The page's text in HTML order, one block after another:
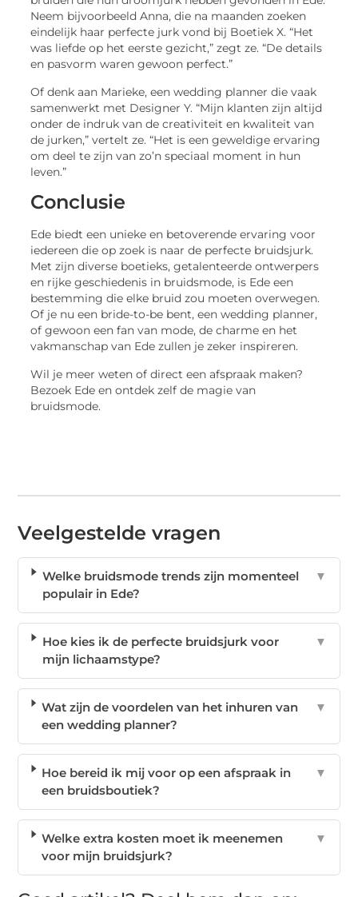
Neem bijvoorbeeld Anna, die na maanden zoeken
eindelijk haar perfecte jurk vond bij Boetiek X. “Het
was liefde op het eerste gezicht,” zegt ze. “De details
en pasvorm waren gewoon perfect.”
Of denk aan Marieke, een wedding planner die vaak
samenwerkt met Designer Y. “Mijn klanten zijn altijd
onder de indruk van de creativiteit en kwaliteit van
de jurken,” vertelt ze. “Het is een geweldige ervaring
om deel te zijn van zo’n speciaal moment in hun
leven.”
Conclusie
Ede biedt een unieke en betoverende ervaring voor
iedereen die op zoek is naar de perfecte bruidsjurk.
Met zijn diverse boetieks, getalenteerde ontwerpers
en rijke geschiedenis in bruidsmode, is Ede een
bestemming die elke bruid zou moeten overwegen.
Of je nu een bride-to-be bent, een wedding planner,
of gewoon een fan van mode, de charme en het
vakmanschap van Ede zullen je zeker inspireren.
Wil je meer weten of direct een afspraak maken?
Bezoek Ede en ontdek zelf de magie van
bruidsmode.
Veelgestelde vragen
Welke bruidsmode trends zijn momenteel
populair in Ede?
▼
Hoe kies ik de perfecte bruidsjurk voor
mijn lichaamstype?
▼
Wat zijn de voordelen van het inhuren van
een wedding planner?
▼
Hoe bereid ik mij voor op een afspraak in
een bruidsboutiek?
▼
Welke extra kosten moet ik meenemen
voor mijn bruidsjurk?
▼